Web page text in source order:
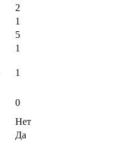
2
1
5
1
1
0
Нет
Да